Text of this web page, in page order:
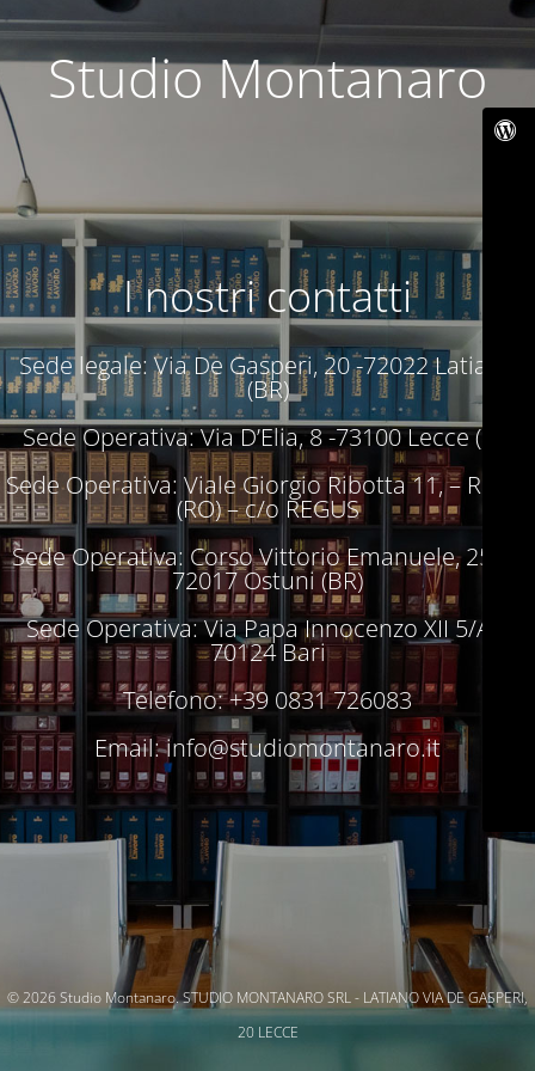
Studio Montanaro
I nostri contatti
Sede legale: Via De Gasperi, 20 -72022 Latiano
(BR)
Sede Operativa: Via D’Elia, 8 -73100 Lecce (LE)
Sede Operativa: Viale Giorgio Ribotta 11, – Roma
(RO) – c/o REGUS
Sede Operativa: Corso Vittorio Emanuele, 250 –
72017 Ostuni (BR)
Sede Operativa: Via Papa Innocenzo XII 5/A –
70124 Bari
Telefono: +39 0831 726083
Email:info@studiomontanaro.it
© 2026 Studio Montanaro. STUDIO MONTANARO SRL - LATIANO VIA DE GASPERI,
20 LECCE